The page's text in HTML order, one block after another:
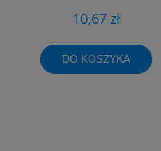
10,67 zł
DO KOSZYKA